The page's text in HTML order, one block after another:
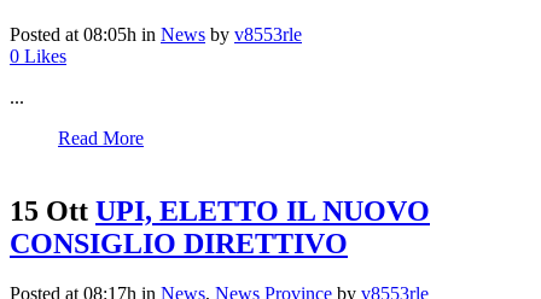
Posted at 08:05h in News by v8553rle
0 Likes
...
Read More
15 Ott UPI, ELETTO IL NUOVO
CONSIGLIO DIRETTIVO
Posted at 08:17h in News, News Province by v8553rle